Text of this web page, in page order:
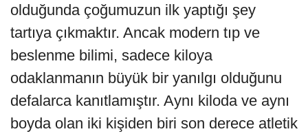
olduğunda çoğumuzun ilk yaptığı şey
tartıya çıkmaktır. Ancak modern tıp ve
beslenme bilimi, sadece kiloya
odaklanmanın büyük bir yanılgı olduğunu
defalarca kanıtlamıştır. Aynı kiloda ve aynı
boyda olan iki kişiden biri son derece atletik